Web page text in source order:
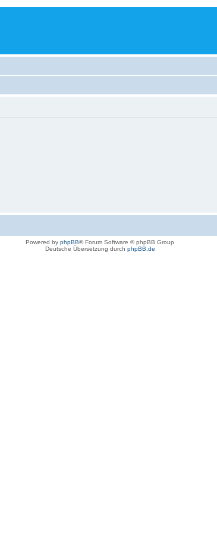
Powered by phpBB® Forum Software © phpBB Group
Deutsche Übersetzung durch phpBB.de